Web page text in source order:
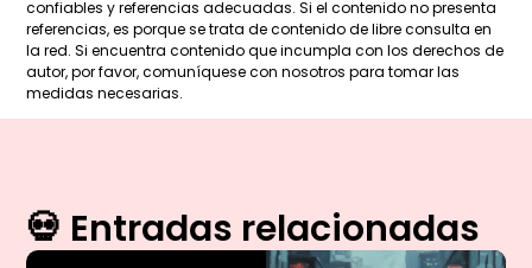
confiables y referencias adecuadas. Si el contenido no presenta
referencias, es porque se trata de contenido de libre consulta en
la red. Si encuentra contenido que incumpla con los derechos de
autor, por favor, comuníquese con nosotros para tomar las
medidas necesarias.
💀 Entradas relacionadas